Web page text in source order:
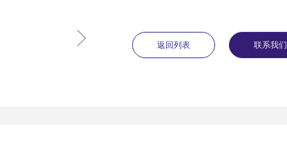
ꁇ 返回列表 联系我们